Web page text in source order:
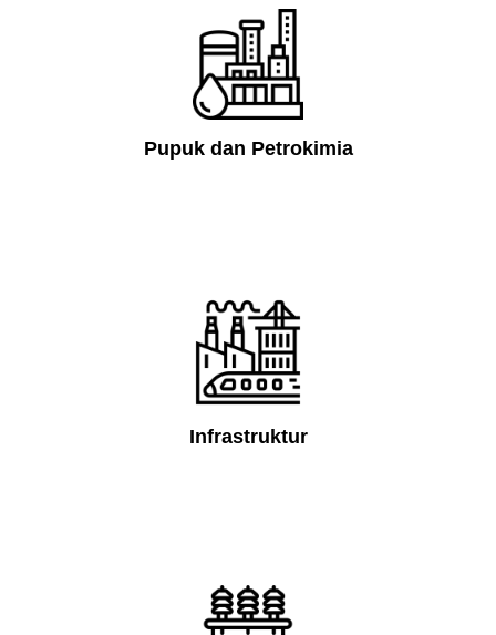
Pupuk dan Petrokimia
Infrastruktur